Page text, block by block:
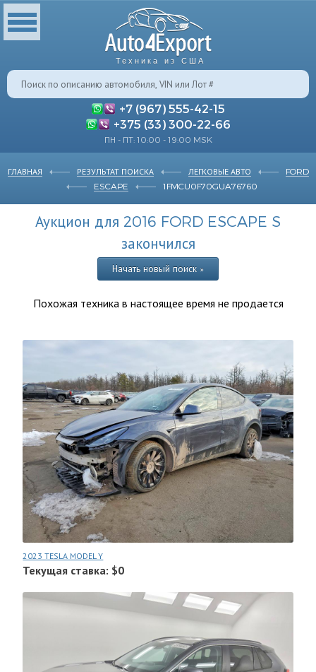
Техника из США
+7 (967) 555-42-15
+375 (33) 300-22-66
ПН - ПТ: 10:00 - 19:00 MSK
ГЛАВНАЯ РЕЗУЛЬТАТ ПОИСКА ЛЕГКОВЫЕ АВТО
FORD
ESCAPE
1FMCU0F70GUA76760
Аукцион для 2016 FORD ESCAPE S
закончился
Начать новый поиск »
Похожая техника в настоящее время не продается
2023 TESLA MODEL Y
Текущая ставка: $0